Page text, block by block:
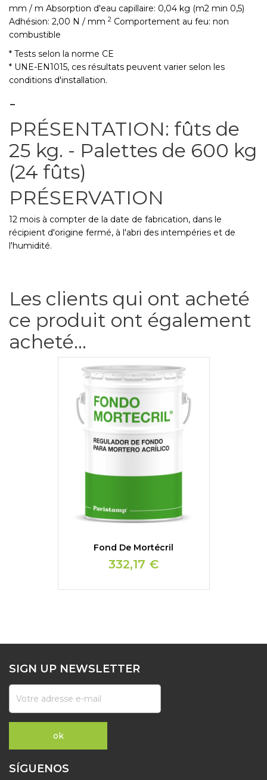
mm / m Absorption d'eau capillaire: 0,04 kg (m2 min 0,5)
Adhésion: 2,00 N / mm 2 Comportement au feu: non
combustible
* Tests selon la norme CE
* UNE-EN1015, ces résultats peuvent varier selon les
conditions d'installation.
-
PRÉSENTATION: fûts de
25 kg. - Palettes de 600 kg
(24 fûts)
PRÉSERVATION
12 mois à compter de la date de fabrication, dans le
récipient d'origine fermé, à l'abri des intempéries et de
l'humidité.
Les clients qui ont acheté
ce produit ont également
acheté...
Fond De Mortécril
332,17 €
SIGN UP NEWSLETTER
SÍGUENOS